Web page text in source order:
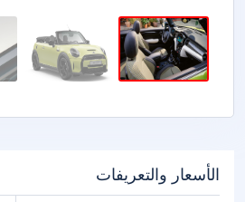
الأسعار والتعريفات